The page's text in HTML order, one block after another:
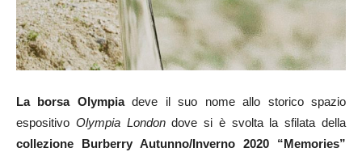
La borsa Olympiadeve il suo nome allo storico spazio
espositivo Olympia Londondove si è svolta la sfilata della
collezione Burberry Autunno/Inverno 2020 “Memories”